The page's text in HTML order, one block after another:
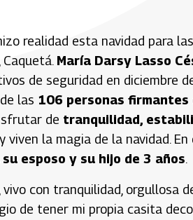
realidad esta navidad para
María Darsy Lasso
de seguridad en diciembre
las 106 personas firmantes
de tranquilidad,
la magia de la navidad. En
esposo y su hijo de 3 años.
con tranquilidad, orgullosa
de tener mi propia casita